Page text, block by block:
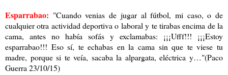
Esparrabao: "Cuando venias de jugar al fútbol, mi caso, o de
cualquier otra actividad deportiva o laboral y te tirabas encima de la
cama, antes no había sofás y exclamabas: ¡¡¡Ufff!!! ¡¡¡Estoy
esparrabao!!! Eso sí, te echabas en la cama sin que te viese tu
madre, porque si te veía, sacaba la alpargata, eléctrica y…"(Paco
Guerra 23/10/15)